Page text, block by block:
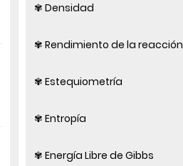
✾ Densidad
✾ Rendimiento de la reacción
✾ Estequiometría
✾ Entropía
✾ Energía Libre de Gibbs